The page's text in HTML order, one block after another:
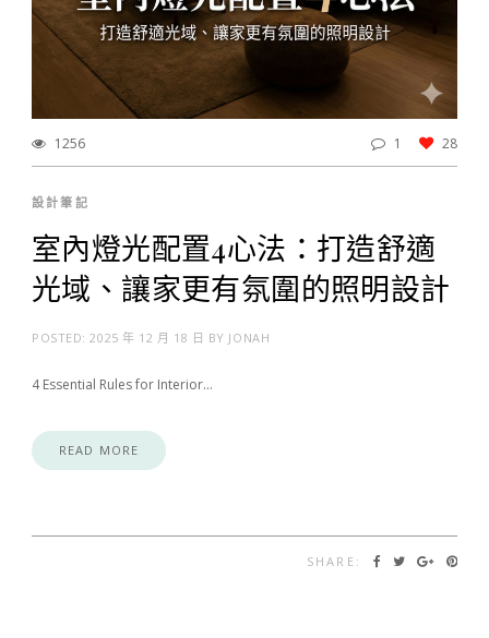
1256 1 28
設計筆記
室內燈光配置4心法：打造舒適
光域、讓家更有氛圍的照明設計
POSTED:2025 年 12 月 18 日 BY JONAH
4 Essential Rules for Interior…
READ MORE
SHARE: